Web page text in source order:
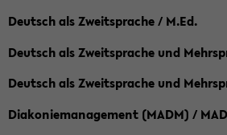
Deutsch als Zweitsprache / M.Ed.
Deutsch als Zweitsprache und
Deutsch als Zweitsprache und
Diakoniemanagement (MADM) /